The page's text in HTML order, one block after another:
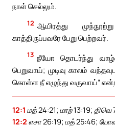
நாள் செல்லும்.
12 ஆயிரத்து
காத்திருப்பவரே பேறு பெற்றவர்.
13 நீயோ தொடர்ந்து
பெறுவாய்; முடிவு காலம்
கொள்ள நீ எழுந்து வருவாய்”
12:1 மத் 24:21; மாற் 13:19; திவெ
12:2 எசா 26:19; மத் 25:46;